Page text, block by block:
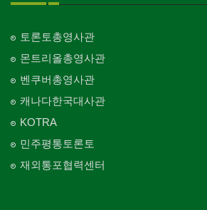
토론토총영사관
몬트리올총영사관
벤쿠버총영사관
캐나다한국대사관
KOTRA
민주평통토론토
재외통포협력센터